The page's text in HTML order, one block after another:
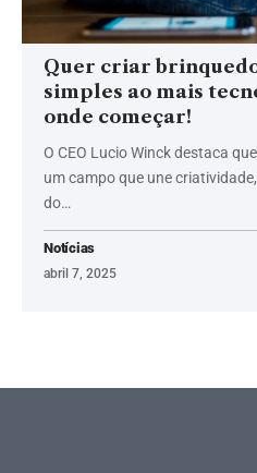
Quer criar
simples ao mais
onde começar!
O CEO Lucio Winck destaca
um campo que une
do…
Notícias
abril 7, 2025